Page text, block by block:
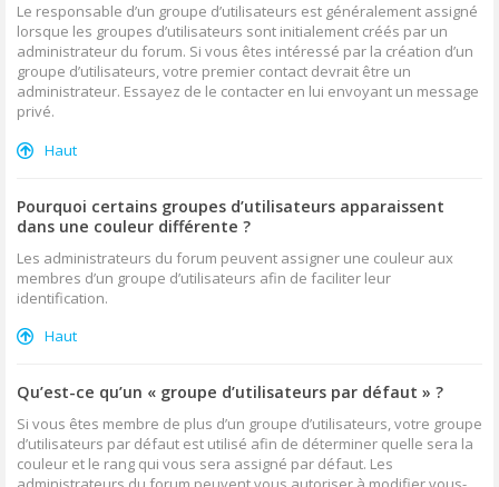
Le responsable d’un groupe d’utilisateurs est généralement assigné
lorsque les groupes d’utilisateurs sont initialement créés par un
administrateur du forum. Si vous êtes intéressé par la création d’un
groupe d’utilisateurs, votre premier contact devrait être un
administrateur. Essayez de le contacter en lui envoyant un message
privé.
Haut
Pourquoi certains groupes d’utilisateurs apparaissent
dans une couleur différente ?
Les administrateurs du forum peuvent assigner une couleur aux
membres d’un groupe d’utilisateurs afin de faciliter leur
identification.
Haut
Qu’est-ce qu’un « groupe d’utilisateurs par défaut » ?
Si vous êtes membre de plus d’un groupe d’utilisateurs, votre groupe
d’utilisateurs par défaut est utilisé afin de déterminer quelle sera la
couleur et le rang qui vous sera assigné par défaut. Les